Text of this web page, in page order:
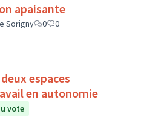
apaisante
Sorigny 0
0
espaces
en autonomie
vote